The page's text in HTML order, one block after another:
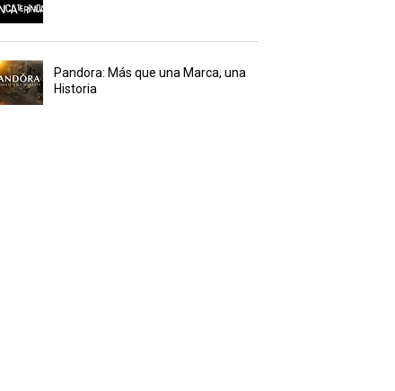
Pandora: Más que una Marca, una
Historia